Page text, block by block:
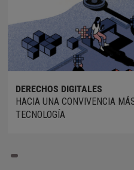
DERECHOS DIGITALES
HACIA UNA CONVIVENCIA
TECNOLOGÍA